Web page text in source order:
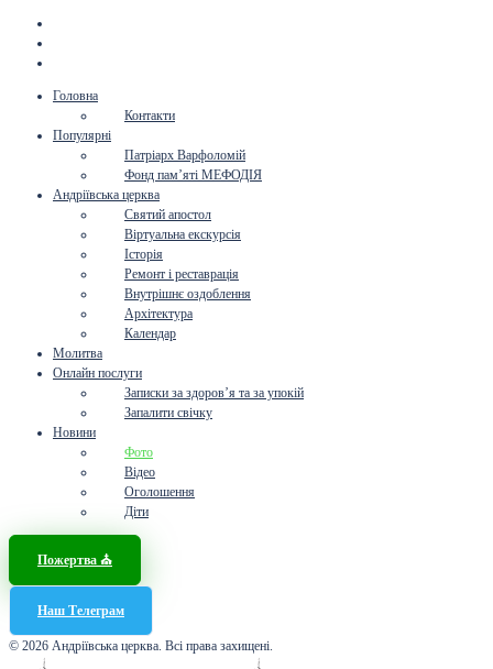
Головна
Контакти
Популярні
Патріарх Варфоломій
Фонд пам’яті МЕФОДІЯ
Андріївська церква
Святий апостол
Віртуальна екскурсія
Історія
Ремонт і реставрація
Внутрішнє оздоблення
Архітектура
Календар
Молитва
Онлайн послуги
Записки за здоров’я та за упокій
Запалити свічку
Новини
Фото
Відео
Оголошення
Діти
Пожертва ⛪️
Наш Телеграм
© 2026 Андріївська церква. Всі права захищені.